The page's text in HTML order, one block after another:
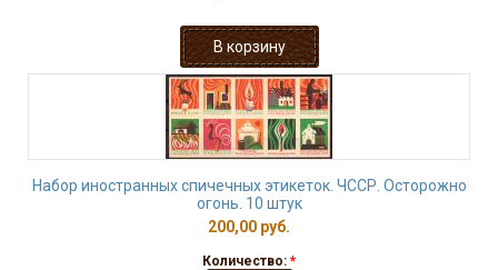
Набор иностранных спичечных этикеток. ЧССР. Осторожно
огонь. 10 штук
200,00 руб.
Количество: *